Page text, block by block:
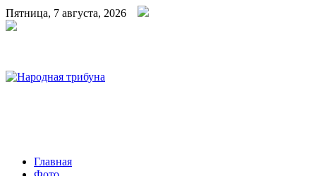
Пятница, 7 августа, 2026
Главная